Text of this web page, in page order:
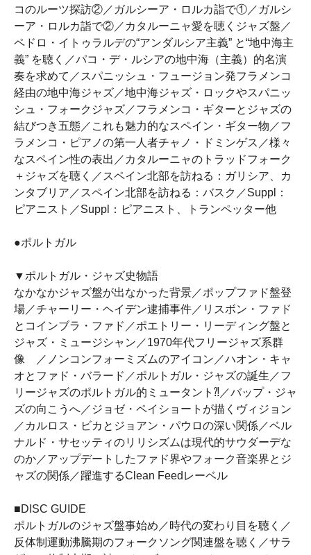
コのルーツ探訪②／ガルシーア・ロルカ詣で①／ガルシ
ーア・ロルカ詣で②／カタルーニャ愛を聴くジャズ盤／
ペドロ・イトゥラルデの“アンダルシア主義” と“地中海主
義” を聴く／パコ・デ・ルシアの地中海（主義）的名演
奏を求めて／スパニッシュ・フュージョン発フラメンコ
経由の地中海ジャズ／地中海ジャズ・ロックやスパニッ
シュ・フォークジャズ／フラメンコ・ギターとジャズの
結びつき五態／これも魅力的なスペイン・ギター物／フ
ラメンコ・ピアノの第一人者チャノ・ドミンゲス／様々
なスペイン性の表出／カタルーニャのトラッドフォーク
＋ジャズを聴く／スペイン北部を訪ねる：ガリシア、カ
ンタブリア／スペイン北部を訪ねる：バスク／Suppl：
ピアニスト／Suppl：ピアニスト、トランペッター他
●ポルトガル
▼ポルトガル・ジャズ史物語
なかなかジャズ盤が出なかった背景／ポップファド盤登
場／チャーリー・ヘイデン逮捕事件／リスボン・ファド
とコインブラ・ファド／ポエトリー・リーディング盤と
ジャズ・ミュージシャン／1970年代フリージャズ系群
像 ／ノンコンフォーミズムのアイコン／ハオン・キャ
オとファド・バラード／ポルトガル・ジャズの誕生／フ
リージャズのポルトガル的ミュータント⁈／バップ・ジャ
ズの向こうへ／ジョゼ・ペイショートが描くヴィジョン
／カルロス・ビカとジョアン・パウロの深い関係／ベル
ナルド・サセッティのリリシズムは現代的サウダーデな
のか／アップデートしたファド界やフォーク音楽界とジ
ャズの関係／躍進するClean Feedレーベル
■DISC GUIDE
ポルトガルのジャズ盤事始め／時代の変わり目を聴く／
反体制運動沸騰期のフォークソング関連盤を聴く／サラ